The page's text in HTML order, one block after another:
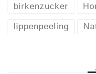
birkenzucker
lippenpeeling